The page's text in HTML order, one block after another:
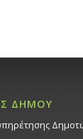
ΔΗΜΟΥ